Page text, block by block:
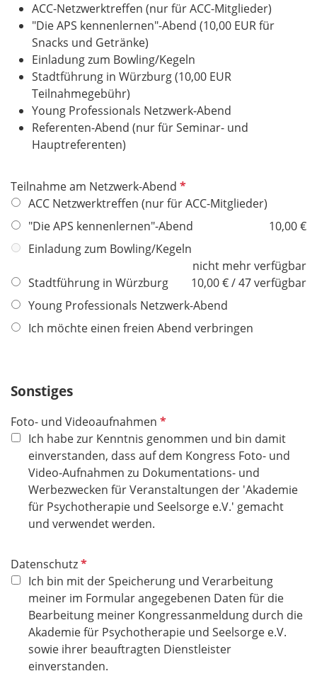
ACC-Netzwerktreffen (nur für ACC-Mitglieder)
"Die APS kennenlernen"-Abend (10,00 EUR für
Snacks und Getränke)
Einladung zum Bowling/Kegeln
Stadtführung in Würzburg (10,00 EUR
Teilnahmegebühr)
Young Professionals Netzwerk-Abend
Referenten-Abend (nur für Seminar- und
Hauptreferenten)
Teilnahme am Netzwerk-Abend P
f
c
f
ACC Netzwerktreffen (nur für ACC-Mitglieder)
"Die APS kennenlernen"-Abend
10,00 €
Einladung zum Bowling/Kegeln
nicht mehr verfügbar
Stadtführung in Würzburg
10,00 € / 47 verfügbar
Young Professionals Netzwerk-Abend
Ich möchte einen freien Abend verbringen
Sonstiges
Foto- und Videoaufnahmen P
f
i
c
h
Ich habe zur Kenntnis genommen und bin damit
einverstanden, dass auf dem Kongress Foto- und
Video-Aufnahmen zu Dokumentations- und
Werbezwecken für Veranstaltungen der 'Akademie
für Psychotherapie und Seelsorge e.V.' gemacht
und verwendet werden.
DatenschutzP
f
l
i
c
h
t
Ich bin mit der Speicherung und Verarbeitung
meiner im Formular angegebenen Daten für die
Bearbeitung meiner Kongressanmeldung durch die
Akademie für Psychotherapie und Seelsorge e.V.
sowie ihrer beauftragten Dienstleister
einverstanden.